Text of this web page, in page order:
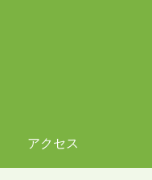
アクセス